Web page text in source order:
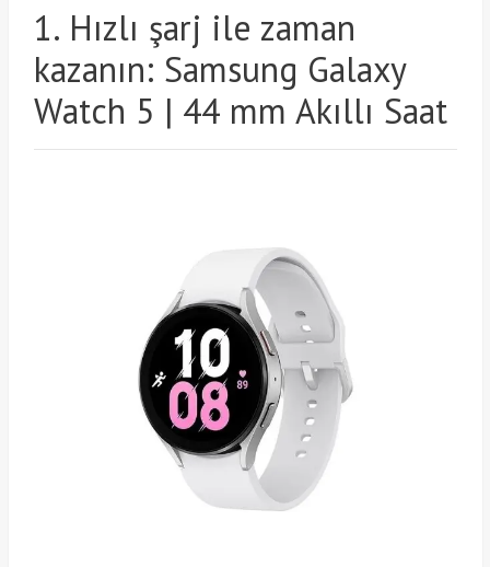
1. Hızlı şarj ile zaman
kazanın: Samsung Galaxy
Watch 5 | 44 mm Akıllı Saat